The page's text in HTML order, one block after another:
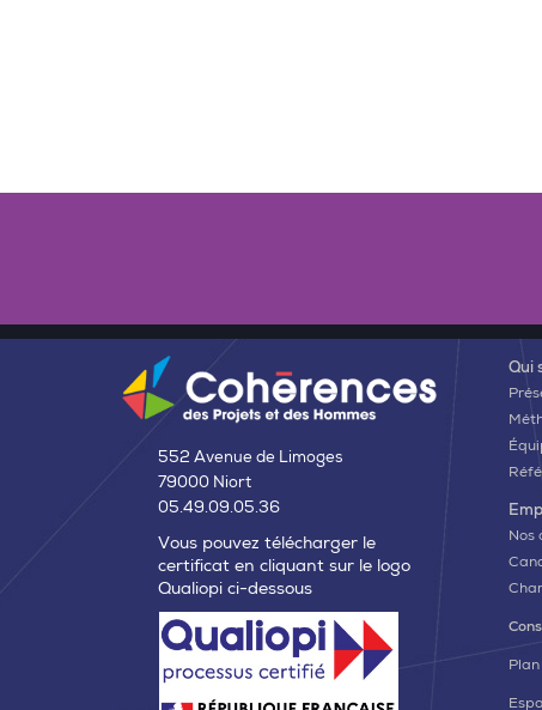
552 Avenue de Limoges
79000 Niort
05.49.09.05.36
Vous pouvez télécharger le
certificat en cliquant sur le logo
Qualiopi ci-dessous
Qui
Nos